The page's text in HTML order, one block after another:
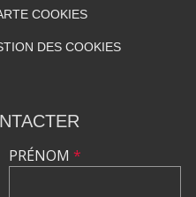
COOKIES
DES COOKIES
PRÉNOM *